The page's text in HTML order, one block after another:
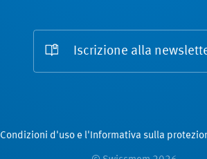
Iscrizione alla
Condizioni d'uso e l'Informativa sulla